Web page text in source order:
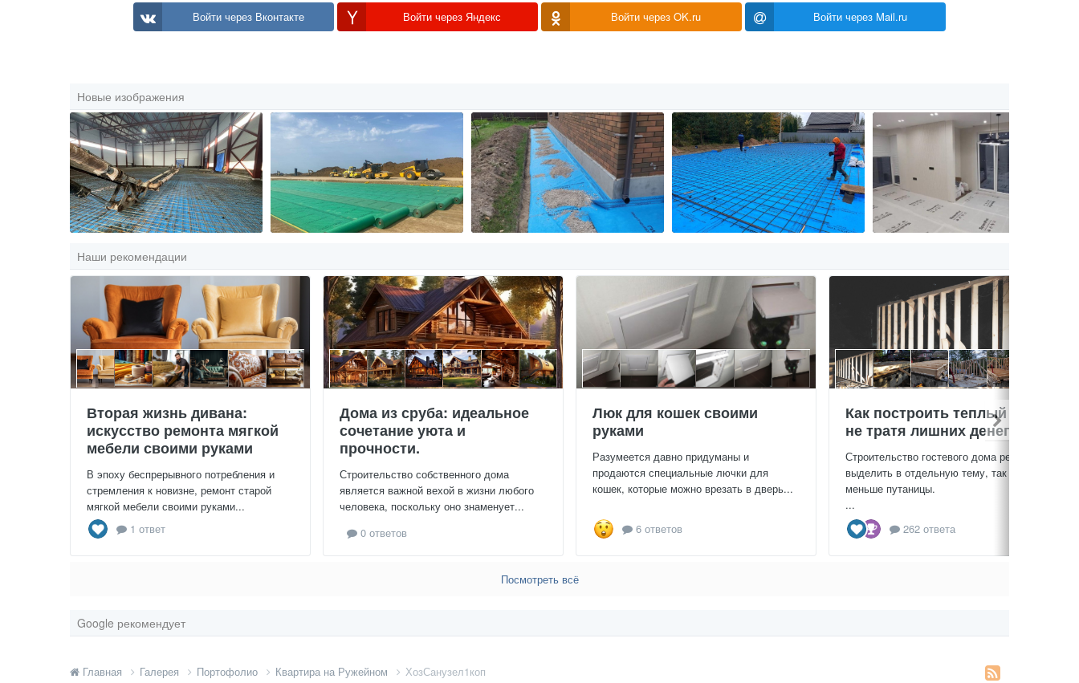
Войти через Вконтакте Войти через Яндекс Войти через OK.ru Войти через Mail.ru
Новые изображения
Наши рекомендации
Вторая жизнь дивана:
искусство ремонта мягкой
мебели своими руками
В эпоху беспрерывного потребления и
стремления к новизне, ремонт старой
мягкой мебели своими руками...
1 ответ
Дома из сруба: идеальное
сочетание уюта и
прочности.
Строительство собственного дома
является важной вехой в жизни любого
человека, поскольку оно знаменует...
0 ответов
Люк для кошек своими
руками
Разумеется давно придуманы и
продаются специальные лючки для
кошек, которые можно врезать в дверь...
6 ответов
Как построить теплый дом,
не тратя лишних денег
Строительство гостевого дома решил
выделить в отдельную тему, так будет
меньше путаницы.
...
262 ответа
Посмотреть всё
Google рекомендует
Главная Галерея Портофолио Квартира на Ружейном ХозСанузел1коп